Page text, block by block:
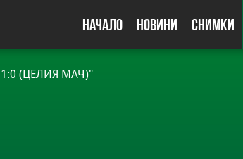
Начало Новини Снимки
1:0 (ЦЕЛИЯ МАЧ)"